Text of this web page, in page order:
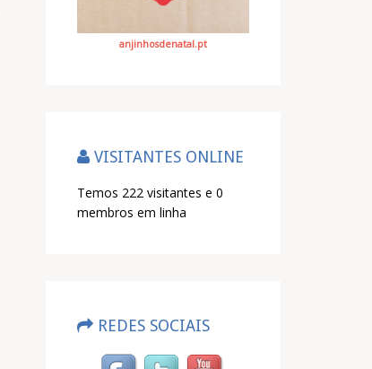
anjinhosdenatal.pt
VISITANTES ONLINE
Temos 222 visitantes e 0
membros em linha
REDES SOCIAIS